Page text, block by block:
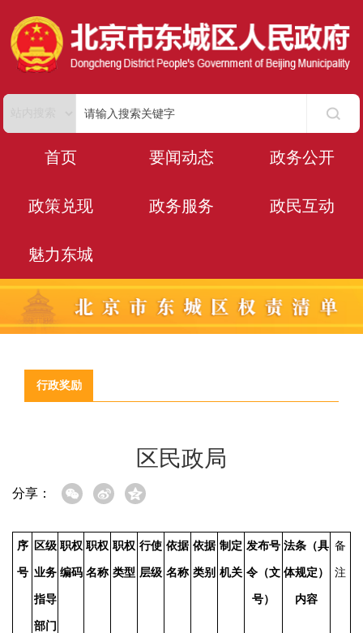
首页 要闻动态 政务公开
政策兑现 政务服务 政民互动
魅力东城
行政奖励
区民政局
分享：
序
号
区级
业务
指导
部门
职权
编码
职权
名称
职权
类型
行使
层级
依据
名称
依据
类别
制定
机关
发布号
令（文
号）
法条（具
体规定）
内容
备
注